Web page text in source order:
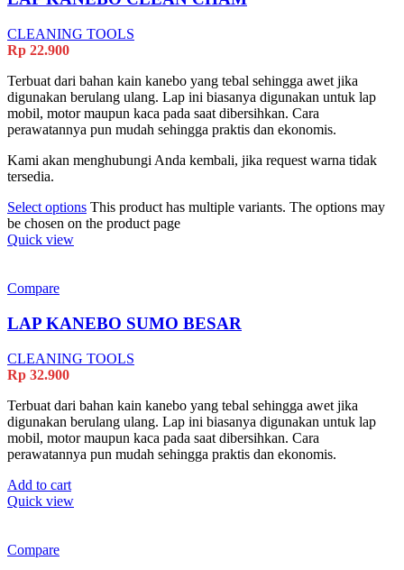
CLEANING TOOLS
Rp 22.900
Terbuat dari bahan kain kanebo yang tebal sehingga awet jika
digunakan berulang ulang. Lap ini biasanya digunakan untuk lap
mobil, motor maupun kaca pada saat dibersihkan. Cara
perawatannya pun mudah sehingga praktis dan ekonomis.
Kami akan menghubungi Anda kembali, jika request warna tidak
tersedia.
Select options This product has multiple variants. The options may
be chosen on the product page
Quick view
Compare
LAP KANEBO SUMO BESAR
CLEANING TOOLS
Rp 32.900
Terbuat dari bahan kain kanebo yang tebal sehingga awet jika
digunakan berulang ulang. Lap ini biasanya digunakan untuk lap
mobil, motor maupun kaca pada saat dibersihkan. Cara
perawatannya pun mudah sehingga praktis dan ekonomis.
Add to cart
Quick view
Compare